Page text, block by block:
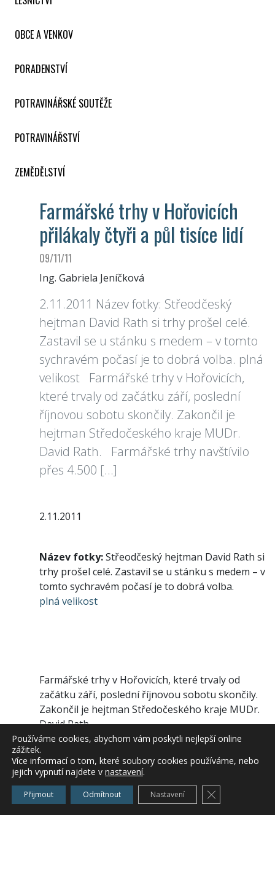
OBCE A VENKOV
PORADENSTVÍ
POTRAVINÁŘSKÉ SOUTĚŽE
POTRAVINÁŘSTVÍ
ZEMĚDĚLSTVÍ
Farmářské trhy v Hořovicích
přilákaly čtyři a půl tisíce lidí
09/11/11
Ing. Gabriela Jeníčková
2.11.2011 Název fotky: Střeodčeský
hejtman David Rath si trhy prošel celé.
Zastavil se u stánku s medem – v tomto
sychravém počasí je to dobrá volba. plná
velikost Farmářské trhy v Hořovicích,
které trvaly od začátku září, poslední
říjnovou sobotu skončily. Zakončil je
hejtman Středočeského kraje MUDr.
David Rath. Farmářské trhy navštívilo
přes 4.500 […]
2.11.2011
Název fotky:Střeodčeský hejtman David Rath si
trhy prošel celé. Zastavil se u stánku s medem – v
tomto sychravém počasí je to dobrá volba.
plná velikost
Farmářské trhy v Hořovicích, které trvaly od
začátku září, poslední říjnovou sobotu skončily.
Zakončil je hejtman Středočeského kraje MUDr.
David Rath.
Farmářské trhy navštívilo přes 4.500 návštěvníků
a ti zde mohli zakoupit zboží a výrobky u bez
mála 40 různých výrobců či farmářů. Ačkoli trhy
skončili tuto sobotu ihned se farmáři i
Používáme cookies, abychom vám poskytli nejlepší online
zážitek.
Více informací o tom, které soubory cookies používáme, nebo
jejich vypnutí najdete v nastavení.
Přijmout Odmítnout Nastavení Zavřít cookie